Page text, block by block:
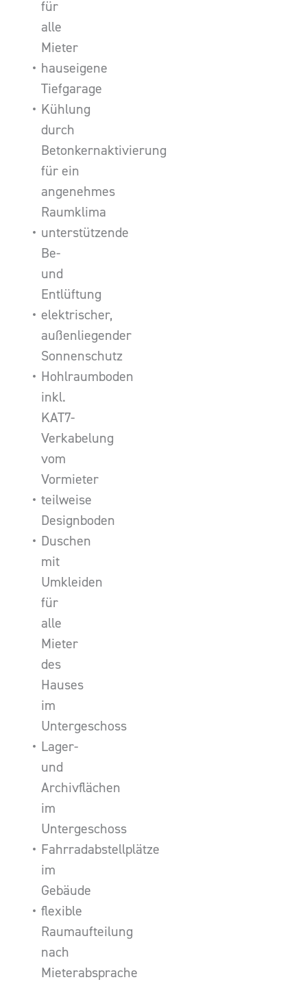
für
alle
Mieter
hauseigene
Tiefgarage
Kühlung
durch
Betonkernaktivierung
für ein
angenehmes
Raumklima
unterstützende
Be-
und
Entlüftung
elektrischer,
außenliegender
Sonnenschutz
Hohlraumboden
inkl.
KAT7-
Verkabelung
vom
Vormieter
teilweise
Designboden
Duschen
mit
Umkleiden
für
alle
Mieter
des
Hauses
im
Untergeschoss
Lager-
und
Archivflächen
im
Untergeschoss
Fahrradabstellplätze
im
Gebäude
flexible
Raumaufteilung
nach
Mieterabsprache